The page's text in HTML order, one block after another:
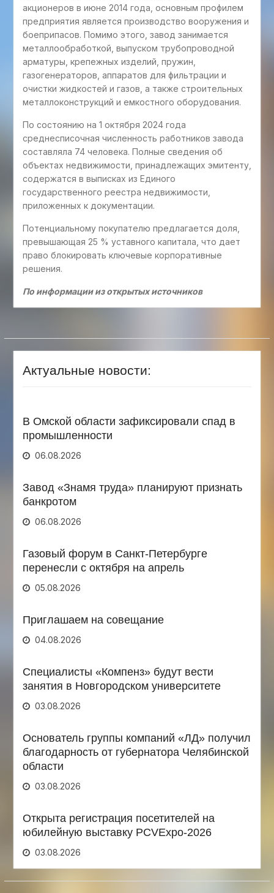
акционеров в июне 2014 года, основным профилем
предприятия является производство вооружения и
боеприпасов. Помимо этого, завод занимается
металлообработкой, выпуском трубопроводной
арматуры, крепежных изделий, пружин,
газогенераторов, аппаратов для фильтрации и
очистки жидкостей и газов, а также строительных
металлоконструкций и емкостного оборудования.
По состоянию на 1 октября 2024 года
среднесписочная численность работников завода
составляла 74 человека. Полные сведения об
объектах недвижимости, принадлежащих эмитенту,
содержатся в выписках из Единого
государственного реестра недвижимости,
приложенных к документации.
Потенциальному покупателю предлагается доля,
превышающая 25 % уставного капитала, что дает
право блокировать ключевые корпоративные
решения.
По информации из открытых источников
Актуальные новости:
В Омской области зафиксировали спад в
промышленности
06.08.2026
Завод «Знамя труда» планируют признать
банкротом
06.08.2026
Газовый форум в Санкт-Петербурге
перенесли с октября на апрель
05.08.2026
Приглашаем на совещание
04.08.2026
Специалисты «Компенз» будут вести
занятия в Новгородском университете
03.08.2026
Основатель группы компаний «ЛД» получил
благодарность от губернатора Челябинской
области
03.08.2026
Открыта регистрация посетителей на
юбилейную выставку PCVExpo-2026
03.08.2026